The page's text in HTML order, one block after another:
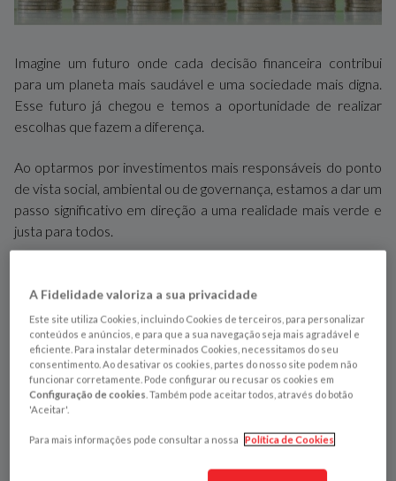
Imagine um futuro onde cada decisão financeira contribui
para um planeta mais saudável e uma sociedade mais digna.
Esse futuro já chegou e temos a oportunidade de realizar
escolhas que fazem a diferença.
Ao optarmos por investimentos mais responsáveis do ponto
de vista social, ambiental ou de governança, estamos a dar um
passo significativo em direção a uma realidade mais verde e
justa para todos.
vez mais relevante num mundo onde os desafios ambientais e
sociais exigem soluções inovadoras e responsáveis. Vamos
explorar de que forma as práticas financeiras sustentáveis
podem não apenasmitigar riscos ambientais e sociais
mas tambémgerar valor económico a longo prazo
promovendo um futuro mais resiliente e equitativo.
Investir de forma sustentável significa mais do que procurar
A Fidelidade valoriza a sua privacidade
Este site utiliza Cookies, incluindo Cookies de terceiros, para personalizar
conteúdos e anúncios, e para que a sua navegação seja mais agradável e
eficiente. Para instalar determinados Cookies, necessitamos do seu
consentimento. Ao desativar os cookies, partes do nosso site podem não
funcionar corretamente. Pode configurar ou recusar os cookies em
Configuração de cookies . Também pode aceitar todos, através do botão
'Aceitar'.
Para mais informações pode consultar a nossa Política de Cookies